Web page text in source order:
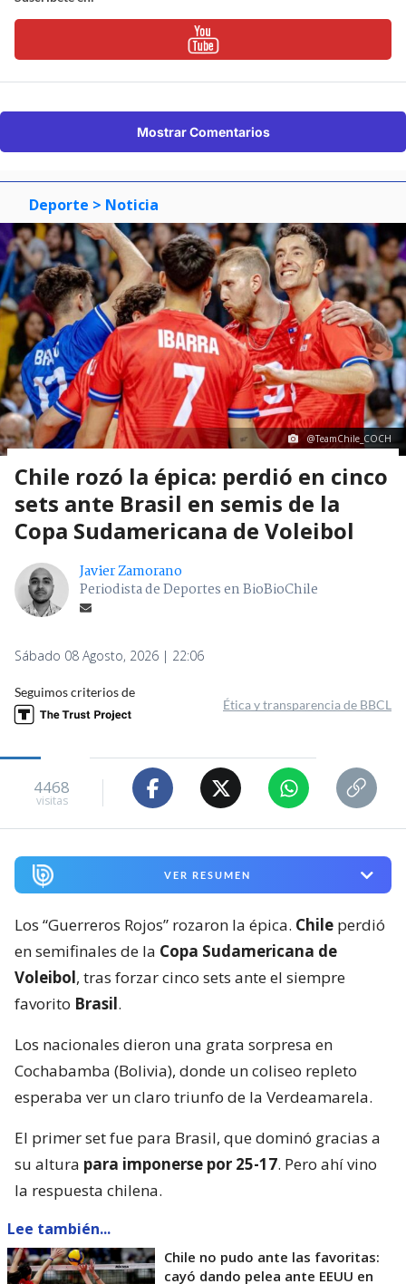
Mostrar Comentarios
Deporte > Noticia
@TeamChile_COCH
Chile rozó la épica: perdió en cinco
sets ante Brasil en semis de la
Copa Sudamericana de Voleibol
Javier Zamorano
Periodista de Deportes en BioBioChile
Sábado 08 Agosto, 2026 | 22:06
Seguimos criterios de
Ética y transparencia de BBCL
4468
visitas
VER RESUMEN
Los “Guerreros Rojos” rozaron la épica. Chile perdió
en semifinales de la Copa Sudamericana de
Voleibol, tras forzar cinco sets ante el siempre
favorito Brasil.
Los nacionales dieron una grata sorpresa en
Cochabamba (Bolivia), donde un coliseo repleto
esperaba ver un claro triunfo de la Verdeamarela.
El primer set fue para Brasil, que dominó gracias a
su altura para imponerse por 25-17. Pero ahí vino
la respuesta chilena.
Lee también...
Chile no pudo ante las favoritas:
cayó dando pelea ante EEUU en